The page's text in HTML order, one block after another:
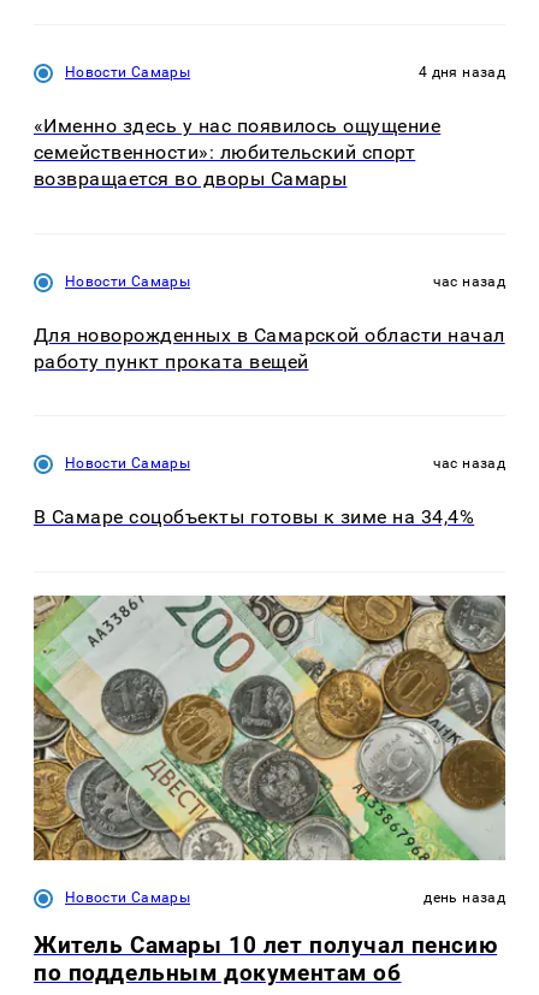
Новости Самары 4 дня назад
«Именно здесь у нас появилось ощущение
семейственности»: любительский спорт
возвращается во дворы Самары
Новости Самары час назад
Для новорожденных в Самарской области начал
работу пункт проката вещей
Новости Самары час назад
В Самаре соцобъекты готовы к зиме на 34,4%
Новости Самары день назад
Житель Самары 10 лет получал пенсию
по поддельным документам об